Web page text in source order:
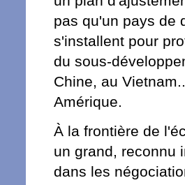
pas qu'un pays de
s'installent pour
du sous-
Chine, au
Amérique.
À la frontière de
un grand, reconnu
dans les